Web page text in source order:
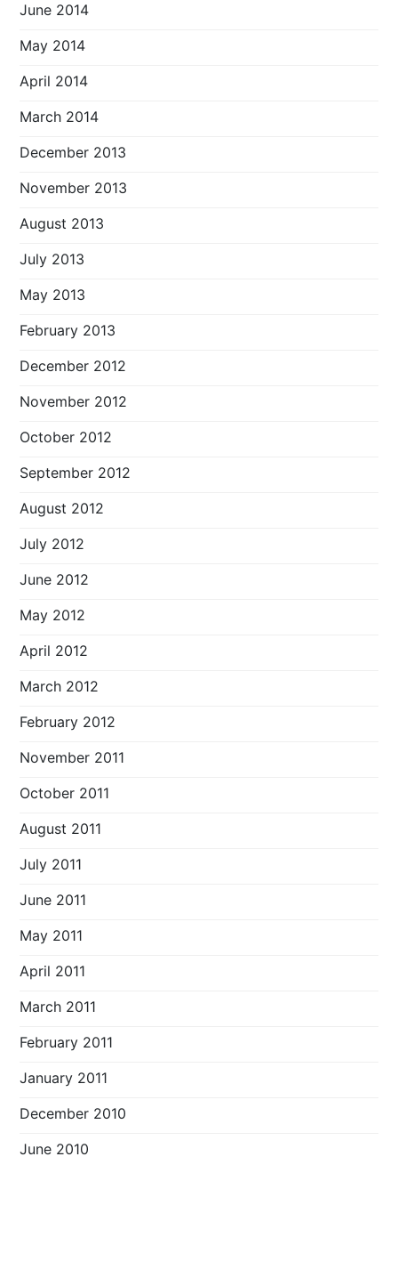
June 2014
May 2014
April 2014
March 2014
December 2013
November 2013
August 2013
July 2013
May 2013
February 2013
December 2012
November 2012
October 2012
September 2012
August 2012
July 2012
June 2012
May 2012
April 2012
March 2012
February 2012
November 2011
October 2011
August 2011
July 2011
June 2011
May 2011
April 2011
March 2011
February 2011
January 2011
December 2010
June 2010